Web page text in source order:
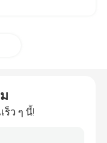
ร็ว ๆ นี้!